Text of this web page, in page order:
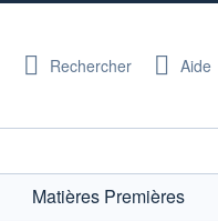
Rechercher Aide
Matières Premières